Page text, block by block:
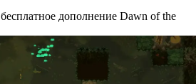
дополнение Dawn of the